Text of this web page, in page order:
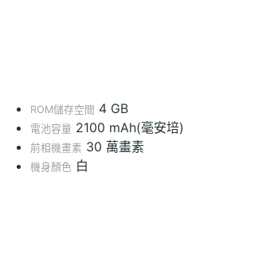
ROM儲存空間 4 GB
電池容量 2100 mAh(毫安培)
前相機畫素 30 萬畫素
機身顏色 白